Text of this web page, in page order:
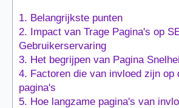
1. Belangrijkste punten
2. Impact van Trage Pagina's op
Gebruikerservaring
3. Het begrijpen van Pagina
4. Factoren die van invloed zijn op
pagina's
5. Hoe langzame pagina's van